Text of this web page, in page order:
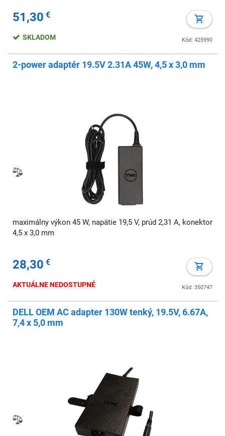
51,30 €
Kód: 425990
SKLADOM
2-power adaptér 19.5V 2.31A 45W, 4,5 x 3,0 mm
maximálny výkon 45 W, napätie 19,5 V, prúd 2,31 A, konektor
4,5 x 3,0 mm
28,30 €
Kód: 350747
AKTUÁLNE NEDOSTUPNÉ
DELL OEM AC adapter 130W tenký, 19.5V, 6.67A,
7,4 x 5,0 mm